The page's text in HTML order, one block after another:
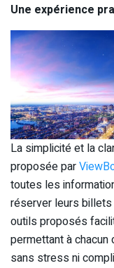
Une expérience
La simplicité et la
proposée par
toutes les
réserver leurs
outils proposés
permettant à
sans stress ni